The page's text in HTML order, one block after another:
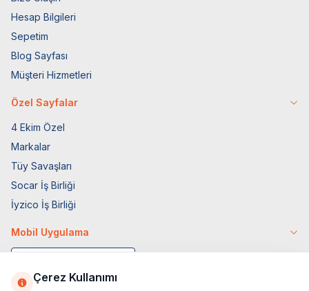
Hesap Bilgileri
Sepetim
Blog Sayfası
Müşteri Hizmetleri
Özel Sayfalar
4 Ekim Özel
Markalar
Tüy Savaşları
Socar İş Birliği
İyzico İş Birliği
Mobil Uygulama
Çerez Kullanımı